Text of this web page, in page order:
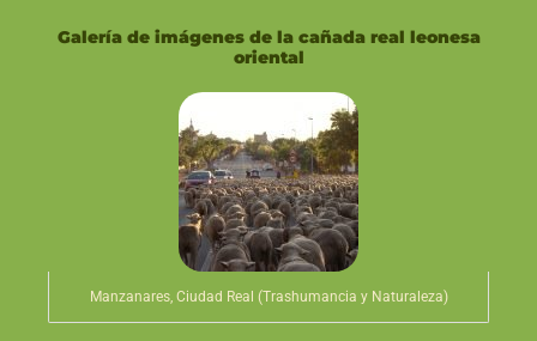
Galería de imágenes de la cañada real leonesa
oriental
Manzanares, Ciudad Real (Trashumancia y Naturaleza)